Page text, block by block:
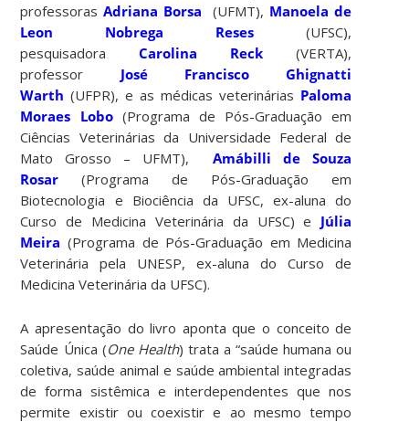
professorasAdriana Borsa (UFMT), Manoela de
Leon Nobrega Reses (UFSC),
pesquisadoraCarolina Reck (VERTA),
professor José Francisco Ghignatti
Warth (UFPR), e as médicas veterinárias Paloma
Moraes Lobo(Programa de Pós-Graduação em
Ciências Veterinárias da Universidade Federal de
Mato Grosso – UFMT),Amábilli de Souza
Rosar (Programa de Pós-Graduação em
Biotecnologia e Biociência da UFSC, ex-aluna do
Curso de Medicina Veterinária da UFSC) e Júlia
Meira (Programa de Pós-Graduação em Medicina
Veterinária pela UNESP, ex-aluna do Curso de
Medicina Veterinária da UFSC).
A apresentação do livro aponta que o conceito de
Saúde Única (One Health) trata a “saúde humana ou
coletiva, saúde animal e saúde ambiental integradas
de forma sistêmica e interdependentes que nos
permite existir ou coexistir e ao mesmo tempo